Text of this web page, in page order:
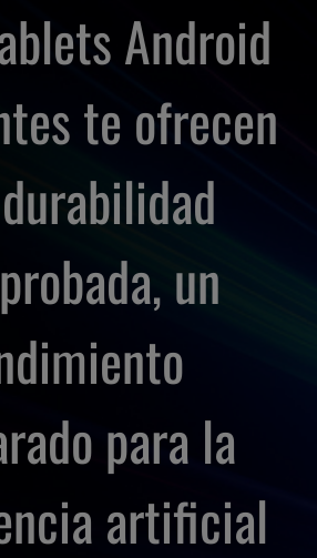
Android
te ofrecen
un
para la
artificial